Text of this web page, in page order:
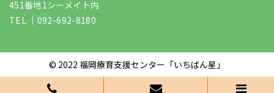
451番地1シーメイト内
TEL ｜ 092-692-8180
© 2022 福岡療育支援センター「いちばん星」